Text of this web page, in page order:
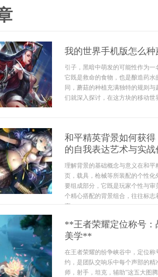
我的世界手机版怎么
引子，黑暗中萌发的可能性作为
它既是救命的食物，也是酿造药
同，蘑菇的种植充满独特的规则
们就深入探讨，在这方块的移动世
和平精英背景如何获
的自我表达艺术与实
理解背景的基础概念与意义在和
页，载具，枪械等所装配的个性
要组成部分，它既是玩家个性与
个精心搭配的背景组合，往往标
直...
**王者荣耀定位称号
美学**
在王者荣耀的纷争峡谷中，定位
约，是团队交响乐中每个声部的
师，射手，坦克，辅助”这五大图